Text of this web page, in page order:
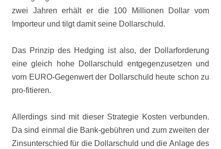
zwei Jahren erhält er die 100 Millionen Dollar vom
Importeur und tilgt damit seine Dollarschuld.
Das Prinzip des Hedging ist also, der Dollarforderung
eine gleich hohe Dollarschuld entgegenzusetzen und
vom EURO-Gegenwert der Dollarschuld heute schon zu
pro-fitieren.
Allerdings sind mit dieser Strategie Kosten verbunden.
Da sind einmal die Bank-gebühren und zum zweiten der
Zinsunterschied für die Dollarschuld und die Anlage des